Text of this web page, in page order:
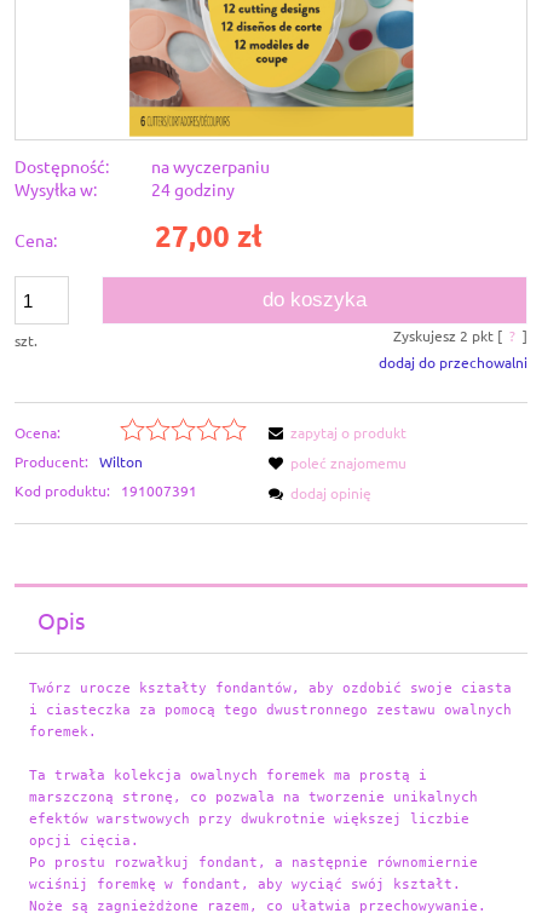
Dostępność:
na wyczerpaniu
Wysyłka w:
24 godziny
Cena: 27,00 zł
szt.
do koszyka
Zyskujesz 2 pkt [ ? ]
dodaj do przechowalni
Ocena:
Producent:
Wilton
Kod produktu:
191007391
zapytaj o produkt
poleć znajomemu
dodaj opinię
Opis
Twórz urocze kształty fondantów, aby ozdobić swoje ciasta
i ciasteczka za pomocą tego dwustronnego zestawu owalnych
foremek.
Ta trwała kolekcja owalnych foremek ma prostą i
marszczoną stronę, co pozwala na tworzenie unikalnych
efektów warstwowych przy dwukrotnie większej liczbie
opcji cięcia.
Po prostu rozwałkuj fondant, a następnie równomiernie
wciśnij foremkę w fondant, aby wyciąć swój kształt.
Noże są zagnieżdżone razem, co ułatwia przechowywanie.